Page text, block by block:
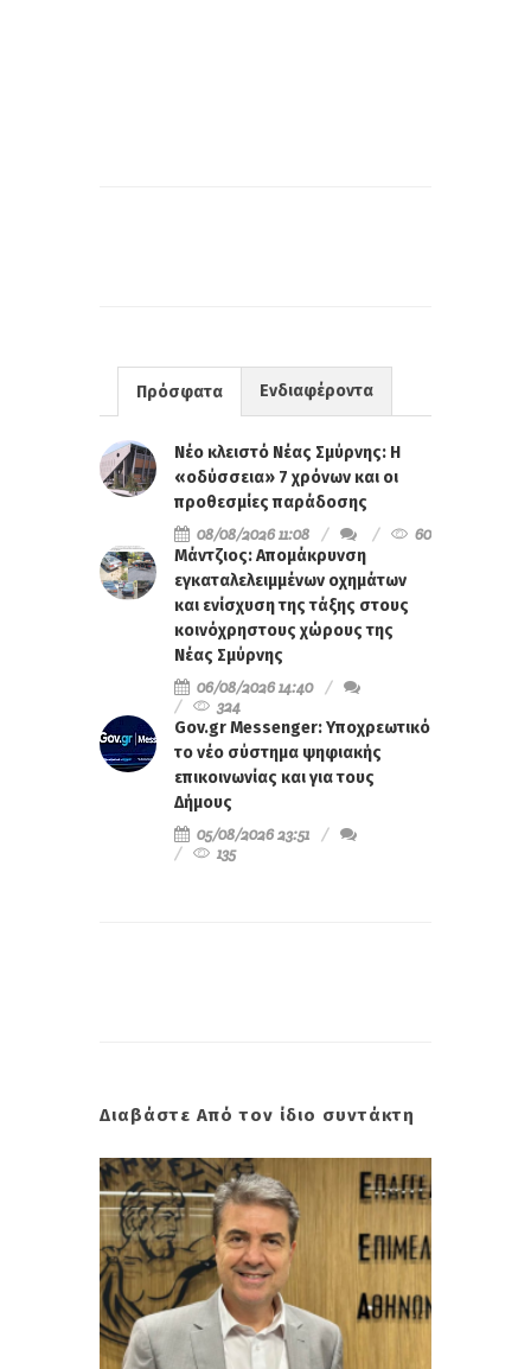
Πρόσφατα Ενδιαφέροντα
Νέο κλειστό Νέας Σμύρνης: Η
«οδύσσεια» 7 χρόνων και οι
προθεσμίες παράδοσης
08/08/2026 11:08
60
Μάντζιος: Απομάκρυνση
εγκαταλελειμμένων οχημάτων
και ενίσχυση της τάξης στους
κοινόχρηστους χώρους της
Νέας Σμύρνης
06/08/2026 14:40
324
Gov.gr Messenger: Υποχρεωτικό
το νέο σύστημα ψηφιακής
επικοινωνίας και για τους
Δήμους
05/08/2026 23:51
135
Διαβάστε Από τον ίδιο συντάκτη